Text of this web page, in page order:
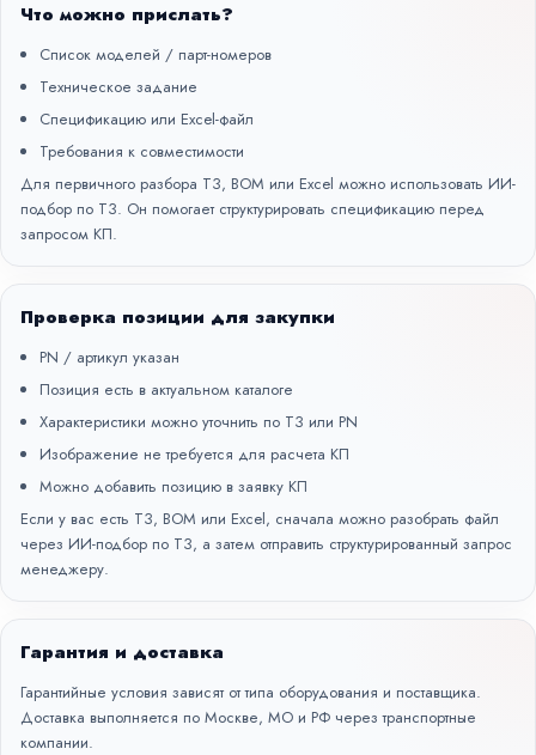
Что можно прислать?
Список моделей / парт-номеров
Техническое задание
Спецификацию или Excel-файл
Требования к совместимости
Для первичного разбора ТЗ, BOM или Excel можно использовать ИИ-
подбор по ТЗ. Он помогает структурировать спецификацию перед
запросом КП.
Проверка позиции для закупки
PN / артикул указан
Позиция есть в актуальном каталоге
Характеристики можно уточнить по ТЗ или PN
Изображение не требуется для расчета КП
Можно добавить позицию в заявку КП
Если у вас есть ТЗ, BOM или Excel, сначала можно разобрать файл
через ИИ-подбор по ТЗ, а затем отправить структурированный запрос
менеджеру.
Гарантия и доставка
Гарантийные условия зависят от типа оборудования и поставщика.
Доставка выполняется по Москве, МО и РФ через транспортные
компании.